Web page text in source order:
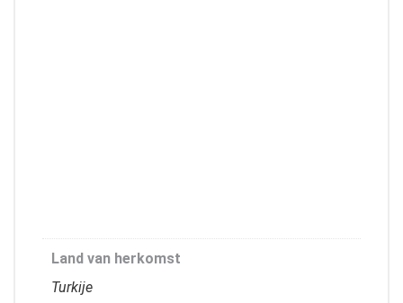
Land van herkomst
Turkije